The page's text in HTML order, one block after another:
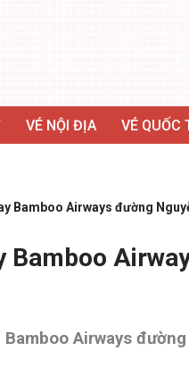
VÉ NỘI ĐỊA VÉ QUỐC
Bamboo Airways đường
Bamboo
Airways